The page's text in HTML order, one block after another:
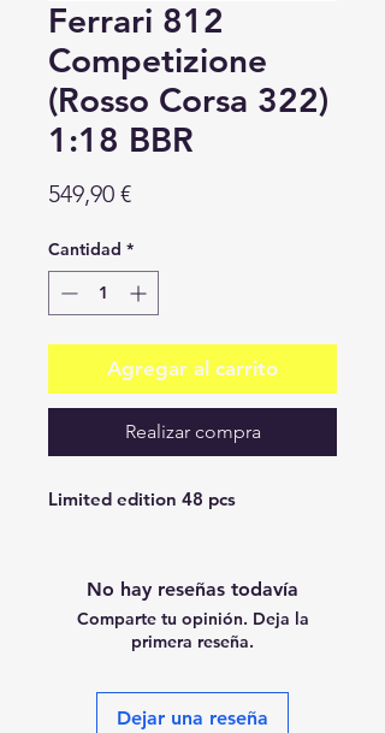
Ferrari 812
Competizione
(Rosso Corsa 322)
1:18 BBR
549,90 €Precio
Cantidad *
Agregar al carrito
Realizar compra
Limited edition 48 pcs
No hay reseñas todavía
Comparte tu opinión. Deja la
primera reseña.
Dejar una reseña